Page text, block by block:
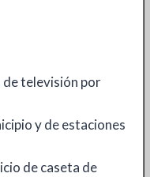
de televisión por
y de estaciones
de caseta de